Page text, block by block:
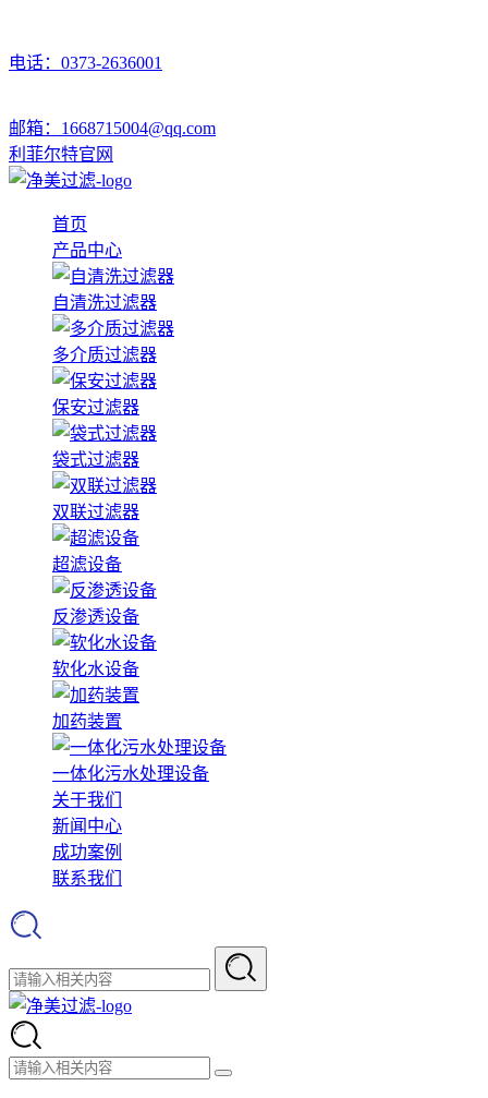
电话：0373-2636001
邮箱：1668715004@qq.com
利菲尔特官网
首页
产品中心
自清洗过滤器
多介质过滤器
保安过滤器
袋式过滤器
双联过滤器
超滤设备
反渗透设备
软化水设备
加药装置
一体化污水处理设备
关于我们
新闻中心
成功案例
联系我们